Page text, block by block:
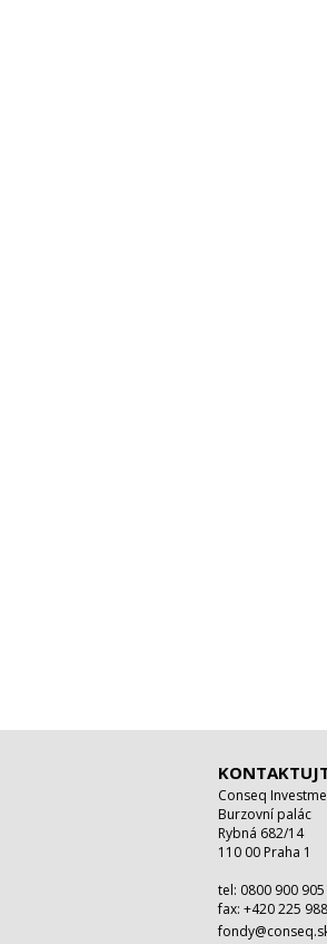
Conseq
Burzovní palác
Rybná 682/14
110 00 Praha 1
tel: 0800 900 905
fax: +420 225